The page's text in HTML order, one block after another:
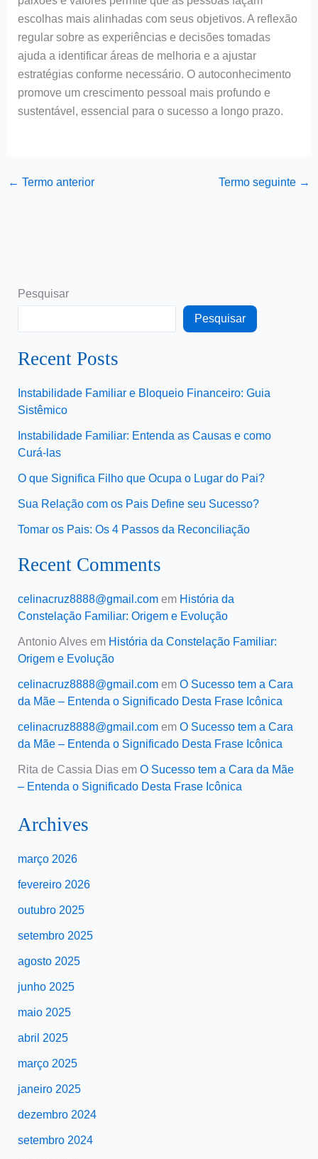
escolhas mais alinhadas com seus objetivos. A reflexão
regular sobre as experiências e decisões tomadas
ajuda a identificar áreas de melhoria e a ajustar
estratégias conforme necessário. O autoconhecimento
promove um crescimento pessoal mais profundo e
sustentável, essencial para o sucesso a longo prazo.
← Termo anterior Termo seguinte →
Pesquisar
Pesquisar
Recent Posts
Instabilidade Familiar e Bloqueio Financeiro: Guia
Sistêmico
Instabilidade Familiar: Entenda as Causas e como
Curá-las
O que Significa Filho que Ocupa o Lugar do Pai?
Sua Relação com os Pais Define seu Sucesso?
Tomar os Pais: Os 4 Passos da Reconciliação
Recent Comments
celinacruz8888@gmail.comem História da
Constelação Familiar: Origem e Evolução
Antonio Alvesem História da Constelação Familiar:
Origem e Evolução
celinacruz8888@gmail.comem O Sucesso tem a Cara
da Mãe – Entenda o Significado Desta Frase Icônica
celinacruz8888@gmail.comem O Sucesso tem a Cara
da Mãe – Entenda o Significado Desta Frase Icônica
Rita de Cassia Diasem O Sucesso tem a Cara da Mãe
– Entenda o Significado Desta Frase Icônica
Archives
março 2026
fevereiro 2026
outubro 2025
setembro 2025
agosto 2025
junho 2025
maio 2025
abril 2025
março 2025
janeiro 2025
dezembro 2024
setembro 2024